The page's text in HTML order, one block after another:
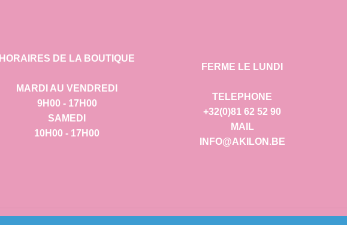
HORAIRES DE LA BOUTIQUE
MARDI AU VENDREDI
9H00 - 17H00
SAMEDI
10H00 - 17H00
FERME LE LUNDI
TELEPHONE
+32(0)81 62 52 90
MAIL
INFO@AKILON.BE